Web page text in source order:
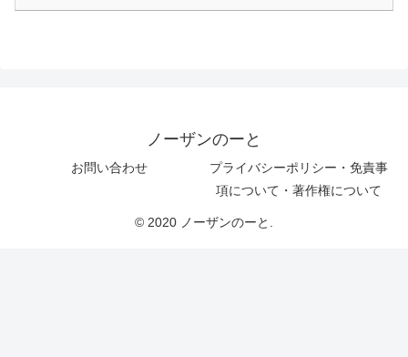
ノーザンのーと
お問い合わせ
プライバシーポリシー・免責事
項について・著作権について
© 2020 ノーザンのーと.